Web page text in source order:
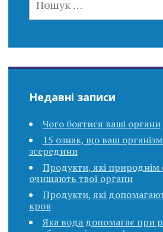
Недавні записи
Чого боятися ваші органи
15 ознак, що ваш
зсередини
Продукти, які природнім
очищають твої органи
Продукти, які
кров
Яка вода допомагає при